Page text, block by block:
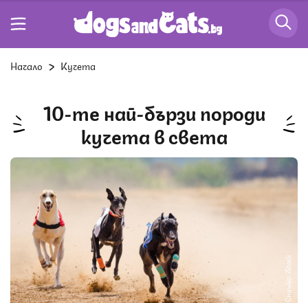
Начало Кучета
10-те най-бързи породи
кучета в света
Снимка: iStock